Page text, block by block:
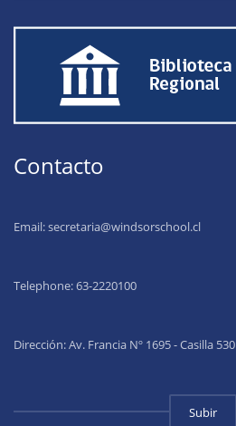
Contacto
Email:secretaria@windsorschool.cl
Telephone: 63-2220100
Dirección: Av. Francia Nº 1695 - Casilla 530
Subir